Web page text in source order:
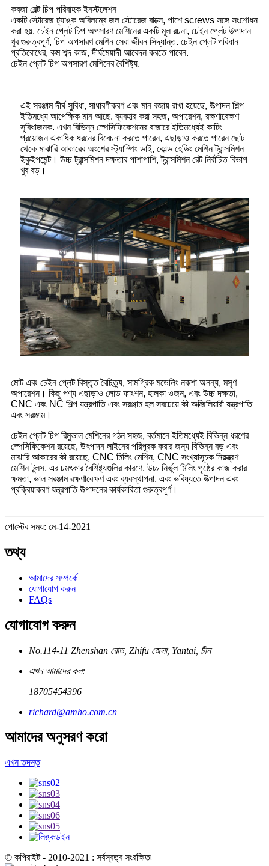
কবজা বেল্ট চিপ পরিবাহক ইনস্টলেশন
একটি স্টোরেজ ট্যাঙ্ক অবিলম্বে জল স্টোরেজ বাক্সে, পাশে screws সঙ্গে সংশোধন
করা হয়. চেইন প্লেট চিপ অপসারণ মেশিনের একটি মূল রচনা, চেইন প্লেট উপাদান
খুব গুরুত্বপূর্ণ, চিপ অপসারণ মেশিন সেবা জীবন সিদ্ধান্ত. চেইন প্লেট পরিধান
প্রতিরোধের, কম শব্দ কাজ, দীর্ঘমেয়াদী আবেদন করতে পারেন.
চেইন প্লেট চিপ অপসারণ মেশিনের বৈশিষ্ট্য.
এই সরঞ্জাম দীর্ঘ সুবিধা, সাধারণীকরণ এবং মান বজায় রাখা হয়েছে, উত্পাদন শিল্প
ইতিমধ্যে আপেক্ষিক মান আছে. ব্যবহার করা সহজ, অপারেশন, রক্ষণাবেক্ষণ
সুবিধাজনক. এখন বিভিন্ন স্পেসিফিকেশনের বাজারে ইতিমধ্যেই কাটিং
প্রয়োজন একাধিক ধরনের বিবেচনা করতে পারেন, এছাড়াও করতে পারেন ছোট
থেকে মাঝারি আকারের অংশের স্ট্যাম্পিং ডাই, কোল্ড হেডিং মেশিন ট্রান্সমিশন
ইকুইপমেন্ট। উচ্চ ট্রান্সমিশন দক্ষতার পাশাপাশি, ট্রান্সমিশন রেট নির্বাচিত বিভাগ
খুব বড়।
মোট এবং চেইন প্লেট বিস্তৃত বৈচিত্র্য, সামগ্রিক মডেলিং নকশা অনন্য, মসৃণ
অপারেশন। কিছু পণ্য এছাড়াও লোড ফাংশন, হালকা ওজন, এবং উচ্চ দক্ষতা,
CNC এবং NC শিল্প যন্ত্রপাতি এবং সরঞ্জাম হল সবচেয়ে কী অক্জিলিয়ারী যন্ত্রপাতি
এবং সরঞ্জাম।
চেইন প্লেট চিপ রিমুভাল মেশিনের গঠন সহজ, বর্তমানে ইতিমধ্যেই বিভিন্ন ধরণের
স্পেসিফিকেশন রয়েছে, উৎপাদন লাইনের পরিপূরক করার জন্য বিভিন্ন বড় এবং
মাঝারি আকারের কী রয়েছে, CNC মিলিং মেশিন, CNC সংখ্যাসূচক নিয়ন্ত্রণ
মেশিন টুলস, এর চমৎকার বৈশিষ্ট্যগুলির কারণে, উচ্চ নির্ভুল মিলিং পৃষ্ঠের কাজ করার
ক্ষমতা, ভাল সরঞ্জাম রক্ষণাবেক্ষণ এবং ব্যবস্থাপনা, এবং ভবিষ্যতে উত্পাদন এবং
প্রক্রিয়াকরণ যন্ত্রপাতি উত্পাদনের কার্যকারিতা গুরুত্বপূর্ণ।
পোস্টের সময়: মে-14-2021
তথ্য
আমাদের সম্পর্কে
যোগাযোগ করুন
FAQs
যোগাযোগ করুন
No.114-11 Zhenshan রোড, Zhifu জেলা, Yantai, চীন
এখন আমাদের কল:
18705454396
richard@amho.com.cn
আমাদের অনুসরণ করো
এখন তদন্ত
© কপিরাইট - 2010-2021 : সর্বস্বত্ব সংরক্ষিত৷